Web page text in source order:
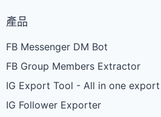
產品
FB Messenger DM Bot
FB Group Members Extractor
IG Export Tool - All in one
IG Follower Exporter